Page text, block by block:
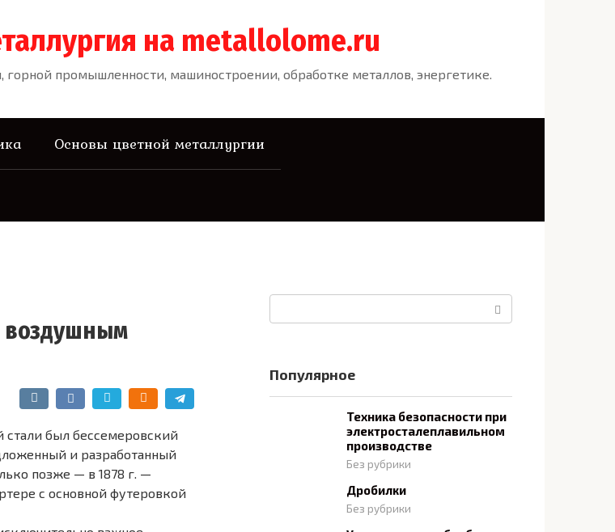
на metallolome.ru
промышленности, машиностроении, обработке металлов, энергетике.
Основы цветной металлургии
воздушным
был бессемеровский
и разработанный
позже — в 1878 г. —
с основной футеровкой
Популярное
Техника безопасности при
электросталеплавильном
производстве
Без рубрики
Дробилки
Без рубрики